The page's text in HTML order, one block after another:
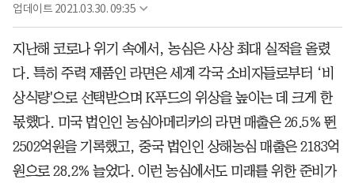
업데이트 2021.03.30. 09:35
지난해 코로나 위기 속에서, 농심은 사상 최대 실적을 올렸
다. 특히 주력 제품인 라면은 세계 각국 소비자들로부터 ‘비
상식량'으로 선택받으며 K푸드의 위상을 높이는 데 크게 한
몫했다. 미국 법인인 농심아메리카의 라면 매출은 26.5% 뛴
2502억원을 기록했고, 중국 법인인 상해농심 매출은 2183억
원으로 28.2% 늘었다. 이런 농심에서도 미래를 위한 준비가